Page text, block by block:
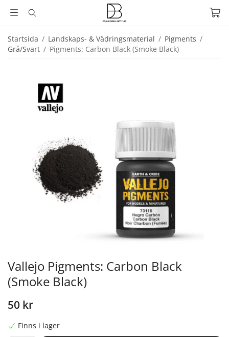
Startsida / Landskaps- & Vädringsmaterial / Pigments /
Grå/Svart / Pigments: Carbon Black (Smoke Black)
Vallejo Pigments: Carbon Black
(Smoke Black)
50 kr
Finns i lager